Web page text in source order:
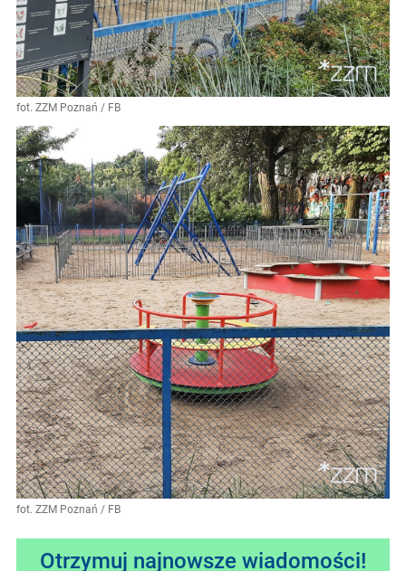
fot. ZZM Poznań / FB
fot. ZZM Poznań / FB
Otrzymuj najnowsze wiadomości!